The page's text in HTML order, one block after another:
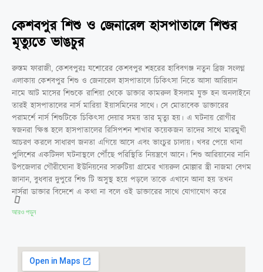
কেশবপুর শিশু ও জেনারেল হাসপাতালে শিশুর
মৃত্যুতে ভাঙচুর
রুস্তম ফারাজী, কেশবপুরঃ যশোরের কেশবপুর শহরের হাবিবগঞ্জ নতুন ব্রিজ সংলগ্ন
এলাকায় কেশবপুর শিশু ও জেনারেল হাসপাতালে চিকিৎসা নিতে আসা আরিয়ান
নামে আট মাসের শিশুকে রাশিয়া থেকে ডাক্তার কামরুল ইসলাম যুক্ত হন অনলাইনে
তারই হাসপাতালের নার্স মারিয়া ইয়াসমিনের সাথে। সে মোতাবেক ডাক্তারের
পরামর্শে নার্স শিশুটিকে চিকিৎসা দেয়ার সময় তার মৃত্যু হয়। এ ঘটনায় রোগীর
স্বজনরা ক্ষিপ্ত হলে হাসপাতালের রিসিপশন শাখার কয়েকজন তাদের সাথে মারমুখী
আচরণ করলে সাধারণ জনতা এগিয়ে আসে এবং ভাংচুর চালায়। খবর পেয়ে থানা
পুলিশের একটিদল ঘটনাস্থলে পৌঁছে পরিস্থিতি নিয়ন্ত্রণে আনে। শিশু আরিয়ানের নানি
উপজেলার গৌরীঘোনা ইউনিয়নের সারুটিয়া গ্রামের খায়রুল মোল্লার স্ত্রী নাজমা বেগম
জানান, বুধবার দুপুরে শিশু টি অসুস্থ হয়ে পড়লে তাকে এখানে আনা হয় তখন
নার্সরা ডাক্তার বিদেশে এ কথা না বলে ওই ডাক্তারের সাথে যোগাযোগ করে
আরও পড়ুন